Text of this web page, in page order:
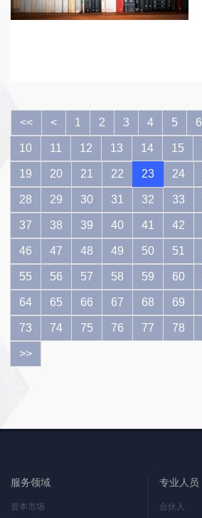
<< < 1 2 3 4 5 6
10 11 12 13 14 15
19 20 21 22 23 24
28 29 30 31 32 33
37 38 39 40 41 42
46 47 48 49 50 51
55 56 57 58 59 60
64 65 66 67 68 69
73 74 75 76 77 78
>>
服务领域
资本市场
专业人员
合伙人